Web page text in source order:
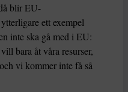
blir EU-
ett exempel
inte ska gå med i EU:
bara åt våra resurser,
vi kommer inte få så